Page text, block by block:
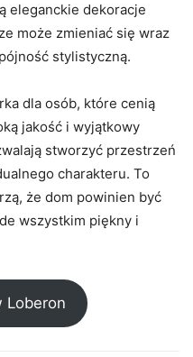
eleganckie dekoracje
może zmieniać się wraz
stylistyczną.
dla osób, które cenią
jakość i wyjątkowy
stworzyć przestrzeń
charakteru. To
że dom powinien być
wszystkim piękny i
Loberon